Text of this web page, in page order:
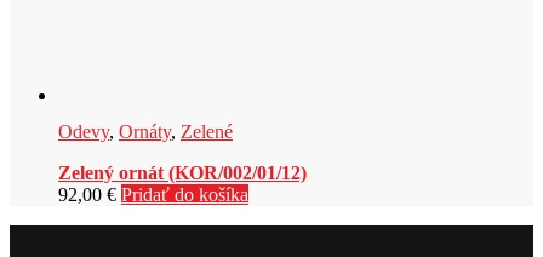
Odevy, Ornáty, Zelené
Zelený ornát (KOR/002/01/12)
92,00 € Pridať do košíka